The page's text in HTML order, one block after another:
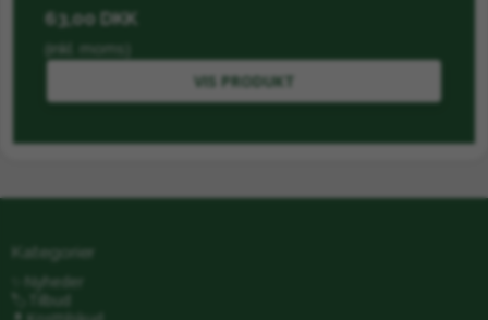
63,00 DKK
(inkl. moms)
VIS PRODUKT
Kategorier
✨Nyheder
🏷️Tilbud